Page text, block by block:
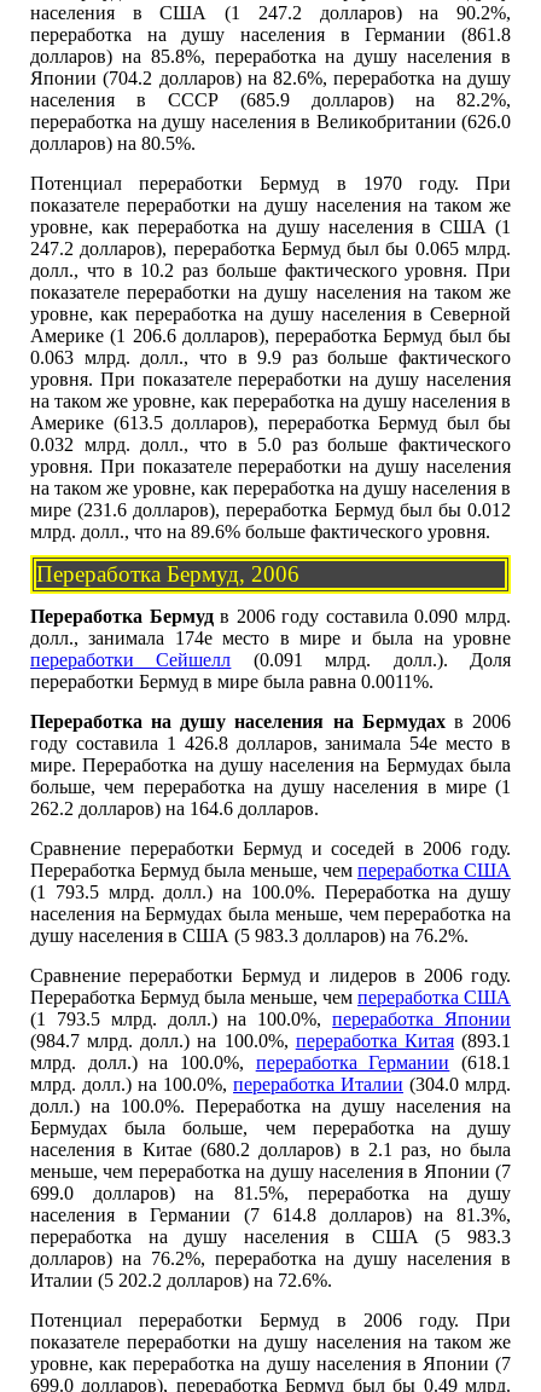
населения в США (1 247.2 долларов) на 90.2%,
переработка на душу населения в Германии (861.8
долларов) на 85.8%, переработка на душу населения в
Японии (704.2 долларов) на 82.6%, переработка на душу
населения в СССР (685.9 долларов) на 82.2%,
переработка на душу населения в Великобритании (626.0
долларов) на 80.5%.
Потенциал переработки Бермуд в 1970 году. При
показателе переработки на душу населения на таком же
уровне, как переработка на душу населения в США (1
247.2 долларов), переработка Бермуд был бы 0.065 млрд.
долл., что в 10.2 раз больше фактического уровня. При
показателе переработки на душу населения на таком же
уровне, как переработка на душу населения в Северной
Америке (1 206.6 долларов), переработка Бермуд был бы
0.063 млрд. долл., что в 9.9 раз больше фактического
уровня. При показателе переработки на душу населения
на таком же уровне, как переработка на душу населения в
Америке (613.5 долларов), переработка Бермуд был бы
0.032 млрд. долл., что в 5.0 раз больше фактического
уровня. При показателе переработки на душу населения
на таком же уровне, как переработка на душу населения в
мире (231.6 долларов), переработка Бермуд был бы 0.012
млрд. долл., что на 89.6% больше фактического уровня.
Переработка Бермуд, 2006
Переработка Бермудв 2006 году составила 0.090 млрд.
долл., занимала 174е место в мире и была на уровне
переработки Сейшелл (0.091 млрд. долл.). Доля
переработки Бермуд в мире была равна 0.0011%.
Переработка на душу населения на Бермудахв 2006
году составила 1 426.8 долларов, занимала 54е место в
мире. Переработка на душу населения на Бермудах была
больше, чем переработка на душу населения в мире (1
262.2 долларов) на 164.6 долларов.
Сравнение переработки Бермуд и соседей в 2006 году.
Переработка Бермуд была меньше, чем переработка США
(1 793.5 млрд. долл.) на 100.0%. Переработка на душу
населения на Бермудах была меньше, чем переработка на
душу населения в США (5 983.3 долларов) на 76.2%.
Сравнение переработки Бермуд и лидеров в 2006 году.
Переработка Бермуд была меньше, чем переработка США
(1 793.5 млрд. долл.) на 100.0%,переработка Японии
(984.7 млрд. долл.) на 100.0%, переработка Китая(893.1
млрд. долл.) на 100.0%, переработка Германии (618.1
млрд. долл.) на 100.0%, переработка Италии (304.0 млрд.
долл.) на 100.0%. Переработка на душу населения на
Бермудах была больше, чем переработка на душу
населения в Китае (680.2 долларов) в 2.1 раз, но была
меньше, чем переработка на душу населения в Японии (7
699.0 долларов) на 81.5%, переработка на душу
населения в Германии (7 614.8 долларов) на 81.3%,
переработка на душу населения в США (5 983.3
долларов) на 76.2%, переработка на душу населения в
Италии (5 202.2 долларов) на 72.6%.
Потенциал переработки Бермуд в 2006 году. При
показателе переработки на душу населения на таком же
уровне, как переработка на душу населения в Японии (7
699.0 долларов), переработка Бермуд был бы 0.49 млрд.